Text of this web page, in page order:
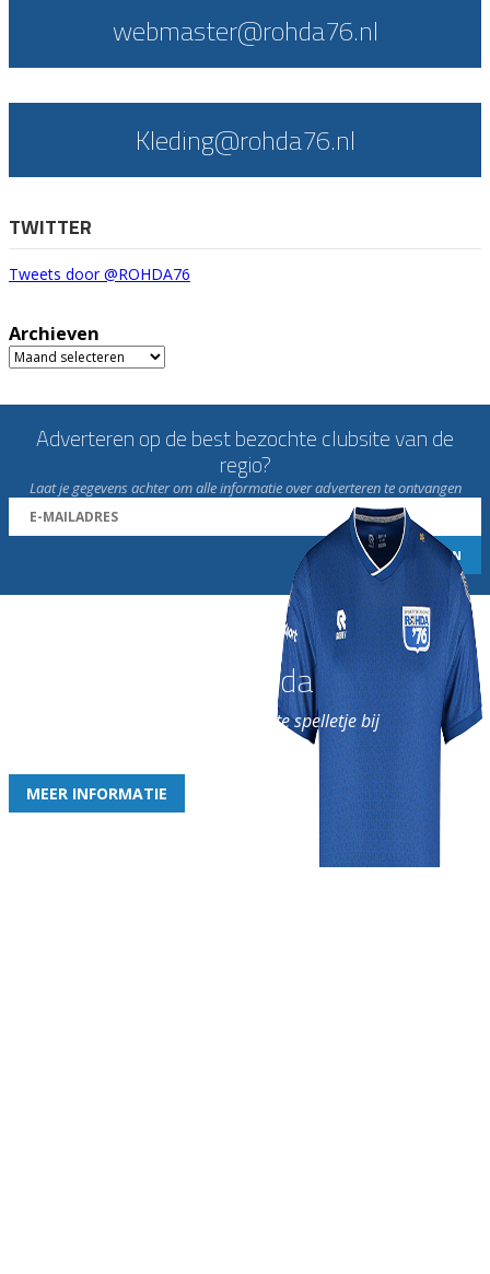
webmaster@rohda76.nl
Kleding@rohda76.nl
TWITTER
Tweets door @ROHDA76
Archieven
Archieven
Adverteren op de best bezochte clubsite van de
regio?
Laat je gegevens achter om alle informatie over adverteren te ontvangen
Word nu lid van Rohda
en geniet iedere week van het leukste spelletje bij
MEER INFORMATIE